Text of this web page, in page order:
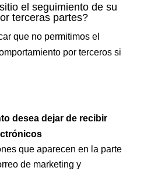
el seguimiento de su
terceras partes?
que no permitimos el
por terceros si
desea dejar de recibir
que aparecen en la parte
de marketing y